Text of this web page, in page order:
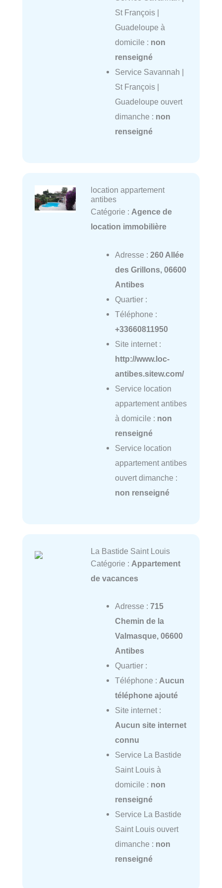
St François |
Guadeloupe à
domicile : non
renseigné
Service Savannah |
St François |
Guadeloupe ouvert
dimanche : non
renseigné
location appartement
antibes
Catégorie : Agence de
location immobilière
Adresse : 260 Allée
des Grillons, 06600
Antibes
Quartier :
Téléphone :
+33660811950
Site internet :
http://www.loc-
antibes.sitew.com/
Service location
appartement antibes
à domicile : non
renseigné
Service location
appartement antibes
ouvert dimanche :
non renseigné
La Bastide Saint Louis
Catégorie : Appartement
de vacances
Adresse : 715
Chemin de la
Valmasque, 06600
Antibes
Quartier :
Téléphone : Aucun
téléphone ajouté
Site internet :
Aucun site internet
connu
Service La Bastide
Saint Louis à
domicile : non
renseigné
Service La Bastide
Saint Louis ouvert
dimanche : non
renseigné